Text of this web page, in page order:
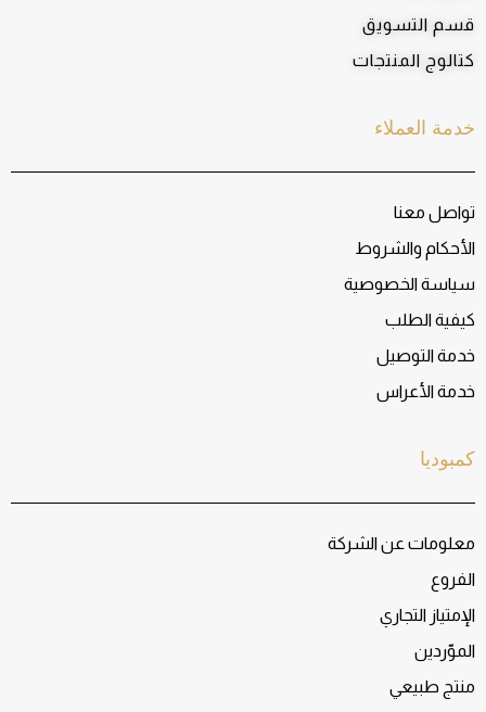
كمبوديا
معلومات عن الشركة
الفروع
الإمتياز التجاري
الموّردين
منتج طبيعي
خدمة العملاء
تواصل معنا
الأحكام والشروط
سياسة الخصوصية
كيفية الطلب
خدمة التوصيل
خدمة الأعراس
قسم التسويق
كتالوج المنتجات